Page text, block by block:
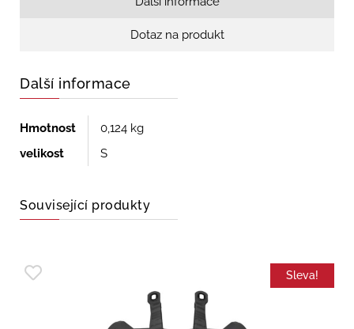
Dotaz na produkt
Další informace
Hmotnost
0,124 kg
velikost
S
Související produkty
Sleva!